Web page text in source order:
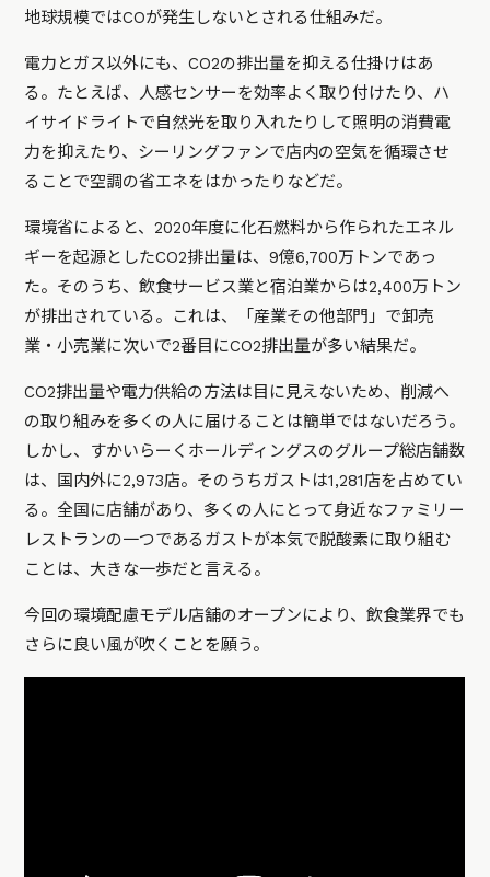
地球規模ではCOが発生しないとされる仕組みだ。
電力とガス以外にも、CO2の排出量を抑える仕掛けはあ
る。たとえば、人感センサーを効率よく取り付けたり、ハ
イサイドライトで自然光を取り入れたりして照明の消費電
力を抑えたり、シーリングファンで店内の空気を循環させ
ることで空調の省エネをはかったりなどだ。
環境省によると、2020年度に化石燃料から作られたエネル
ギーを起源としたCO2排出量は、9億6,700万トンであっ
た。そのうち、飲食サービス業と宿泊業からは2,400万トン
が排出されている。これは、「産業その他部門」で卸売
業・小売業に次いで2番目にCO2排出量が多い結果だ。
CO2排出量や電力供給の方法は目に見えないため、削減へ
の取り組みを多くの人に届けることは簡単ではないだろう。
しかし、すかいらーくホールディングスのグループ総店舗数
は、国内外に2,973店。そのうちガストは1,281店を占めてい
る。全国に店舗があり、多くの人にとって身近なファミリー
レストランの一つであるガストが本気で脱酸素に取り組む
ことは、大きな一歩だと言える。
今回の環境配慮モデル店舗のオープンにより、飲食業界でも
さらに良い風が吹くことを願う。